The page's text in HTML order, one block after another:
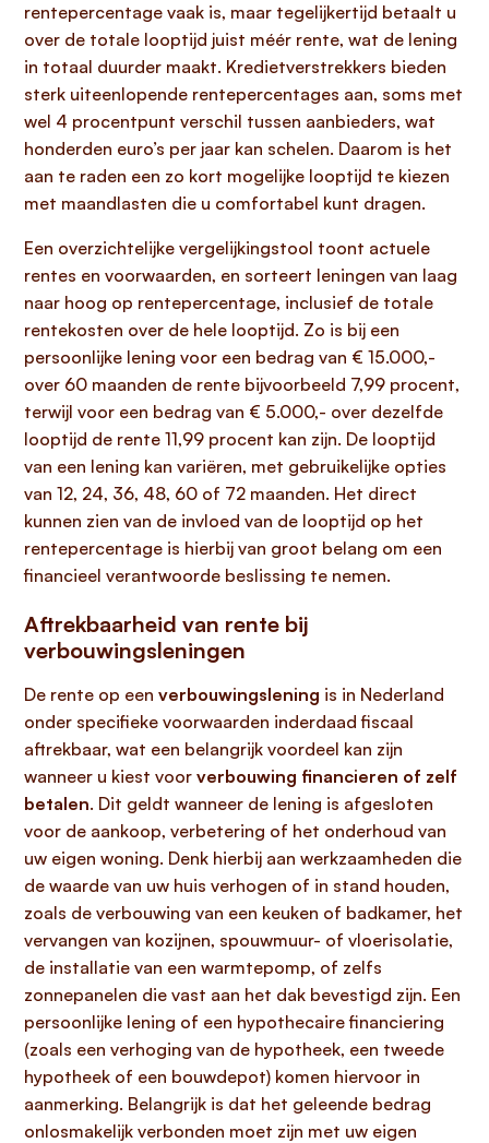
rentepercentage vaak is, maar tegelijkertijd betaalt u
over de totale looptijd juist méér rente, wat de lening
in totaal duurder maakt. Kredietverstrekkers bieden
sterk uiteenlopende rentepercentages aan, soms met
wel 4 procentpunt verschil tussen aanbieders, wat
honderden euro’s per jaar kan schelen. Daarom is het
aan te raden een zo kort mogelijke looptijd te kiezen
met maandlasten die u comfortabel kunt dragen.
Een overzichtelijke vergelijkingstool toont actuele
rentes en voorwaarden, en sorteert leningen van laag
naar hoog op rentepercentage, inclusief de totale
rentekosten over de hele looptijd. Zo is bij een
persoonlijke lening voor een bedrag van € 15.000,-
over 60 maanden de rente bijvoorbeeld 7,99 procent,
terwijl voor een bedrag van € 5.000,- over dezelfde
looptijd de rente 11,99 procent kan zijn. De looptijd
van een lening kan variëren, met gebruikelijke opties
van 12, 24, 36, 48, 60 of 72 maanden. Het direct
kunnen zien van de invloed van de looptijd op het
rentepercentage is hierbij van groot belang om een
financieel verantwoorde beslissing te nemen.
Aftrekbaarheid van rente bij
verbouwingsleningen
De rente op een verbouwingslening is in Nederland
onder specifieke voorwaarden inderdaad fiscaal
aftrekbaar, wat een belangrijk voordeel kan zijn
wanneer u kiest voor verbouwing financieren of zelf
betalen. Dit geldt wanneer de lening is afgesloten
voor de aankoop, verbetering of het onderhoud van
uw eigen woning. Denk hierbij aan werkzaamheden die
de waarde van uw huis verhogen of in stand houden,
zoals de verbouwing van een keuken of badkamer, het
vervangen van kozijnen, spouwmuur- of vloerisolatie,
de installatie van een warmtepomp, of zelfs
zonnepanelen die vast aan het dak bevestigd zijn. Een
persoonlijke lening of een hypothecaire financiering
(zoals een verhoging van de hypotheek, een tweede
hypotheek of een bouwdepot) komen hiervoor in
aanmerking. Belangrijk is dat het geleende bedrag
onlosmakelijk verbonden moet zijn met uw eigen